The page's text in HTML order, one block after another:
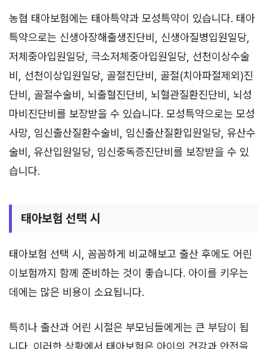
농협 태아보험에는 태아특약과 모성특약이 있습니다. 태아
특약으로는 신생아장해출생진단비, 신생아질병입원일당,
저체중아입원일당, 극소저체중아입원일당, 선천이상수술
비, 선천이상입원일당, 골절진단비, 골절(치아파절제외)진
단비, 골절수술비, 뇌출혈진단비, 뇌혈관질환진단비, 뇌성
마비진단비를 보장받을 수 있습니다. 모성특약으로는 모성
사망, 임신출산질환수술비, 임신출산질환입원일당, 유산수
술비, 유산입원일당, 임신중독증진단비를 보장받을 수 있
습니다.
태아보험 선택 시
태아보험 선택 시, 꼼꼼하게 비교해보고 출산 후에도 어린
이보험까지 함께 준비하는 것이 좋습니다. 아이를 키우는
데에는 많은 비용이 소요됩니다.
특히나 출산과 어린 시절은 부모님들에게는 큰 부담이 됩
니다. 이러한 상황에서 태아보험은 아이의 건강과 안전을